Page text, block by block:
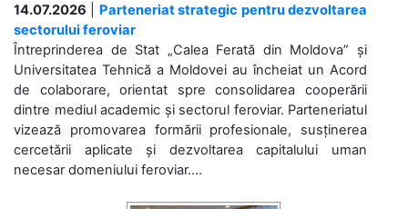
14.07.2026
Parteneriat strategic pentru dezvoltarea
sectorului feroviar
Întreprinderea de Stat „Calea Ferată din Moldova” și
Universitatea Tehnică a Moldovei au încheiat un Acord
de colaborare, orientat spre consolidarea cooperării
dintre mediul academic și sectorul feroviar. Parteneriatul
vizează promovarea formării profesionale, susținerea
cercetării aplicate și dezvoltarea capitalului uman
necesar domeniului feroviar....